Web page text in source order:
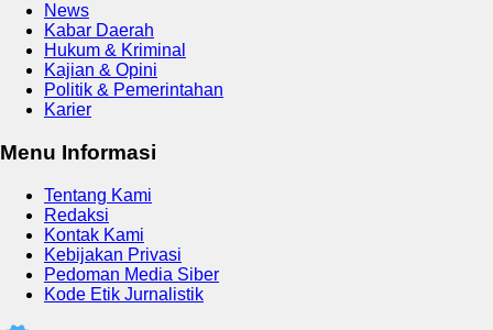
News
Kabar Daerah
Hukum & Kriminal
Kajian & Opini
Politik & Pemerintahan
Karier
Menu Informasi
Tentang Kami
Redaksi
Kontak Kami
Kebijakan Privasi
Pedoman Media Siber
Kode Etik Jurnalistik